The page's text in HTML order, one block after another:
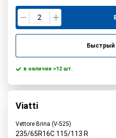
Быстрый
в наличии >12 шт.
Viatti
Vettore Brina (V-525)
235/65R16C 115/113 R